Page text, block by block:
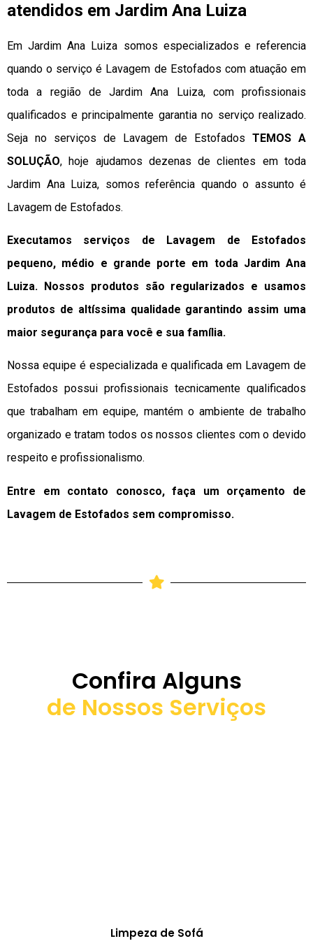
atendidos em Jardim Ana Luiza
Em Jardim Ana Luiza somos especializados e referencia
quando o serviço é Lavagem de Estofados com atuação em
toda a região de Jardim Ana Luiza, com profissionais
qualificados e principalmente garantia no serviço realizado.
Seja no serviços de Lavagem de Estofados TEMOS A
SOLUÇÃO, hoje ajudamos dezenas de clientes em toda
Jardim Ana Luiza, somos referência quando o assunto é
Lavagem de Estofados.
Executamos serviços de Lavagem de Estofados
pequeno, médio e grande porte em toda Jardim Ana
Luiza. Nossos produtos são regularizados e usamos
produtos de altíssima qualidade garantindo assim uma
maior segurança para você e sua família.
Nossa equipe é especializada e qualificada em Lavagem de
Estofados possui profissionais tecnicamente qualificados
que trabalham em equipe, mantém o ambiente de trabalho
organizado e tratam todos os nossos clientes com o devido
respeito e profissionalismo.
Entre em contato conosco, faça um orçamento de
Lavagem de Estofados sem compromisso.
Confira Alguns
de Nossos Serviços
Limpeza de Sofá